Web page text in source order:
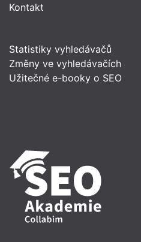
Kontakt
Statistiky vyhledávačů
Změny ve vyhledávačích
Užitečné e-booky o SEO